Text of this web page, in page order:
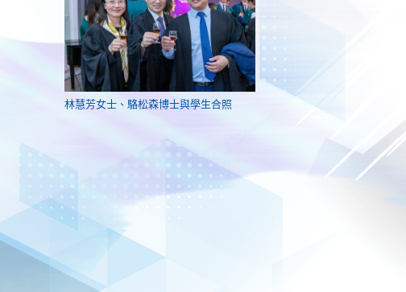
林慧芳女士、駱松森博士與學生合照